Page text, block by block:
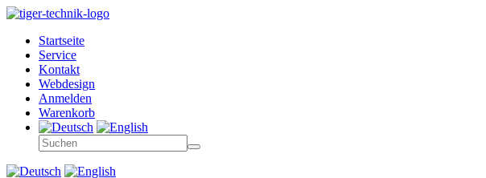
Startseite
Service
Kontakt
Webdesign
Anmelden
Warenkorb